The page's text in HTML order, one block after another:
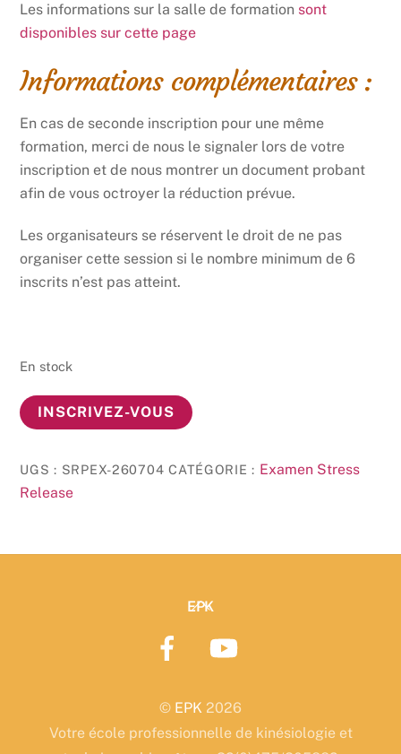
Les informations sur la salle de formation sont
disponibles sur cette page
Informations complémentaires :
En cas de seconde inscription pour une même
formation, merci de nous le signaler lors de votre
inscription et de nous montrer un document probant
afin de vous octroyer la réduction prévue.
Les organisateurs se réservent le droit de ne pas
organiser cette session si le nombre minimum de 6
inscrits n’est pas atteint.
En stock
quantité
de
à
l'Examen
INSCRIVEZ-VOUS
UGS : SRPEX-260704 CATÉGORIE : Examen Stress
Release
Back
Top
EPK
© EPK 2026
Votre école professionnelle de kinésiologie et